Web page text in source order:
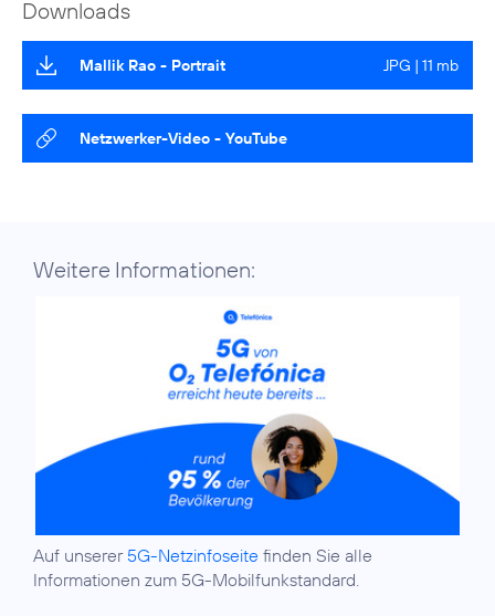
Downloads
Mallik Rao - Portrait JPG | 11 mb
Netzwerker-Video - YouTube
Weitere Informationen:
Auf unserer 5G-Netzinfoseite finden Sie alle
Informationen zum 5G-Mobilfunkstandard.